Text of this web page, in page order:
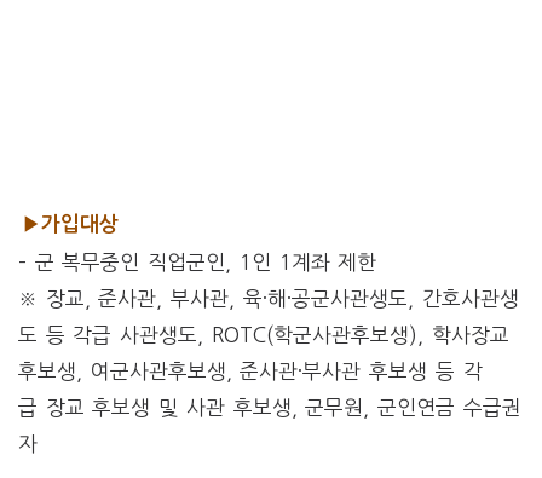
▶가입대상
– 군 복무중인 직업군인, 1인 1계좌 제한
※ 장교, 준사관, 부사관, 육·해·공군사관생도, 간호사관생
도 등 각급 사관생도, ROTC(학군사관후보생), 학사장교
후보생, 여군사관후보생, 준사관·부사관 후보생 등 각
급 장교 후보생 및 사관 후보생, 군무원, 군인연금 수급권
자